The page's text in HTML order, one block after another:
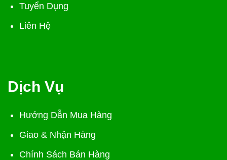
Tuyển Dụng
Liên Hệ
Dịch Vụ
Hướng Dẫn Mua Hàng
Giao & Nhận Hàng
Chính Sách Bán Hàng